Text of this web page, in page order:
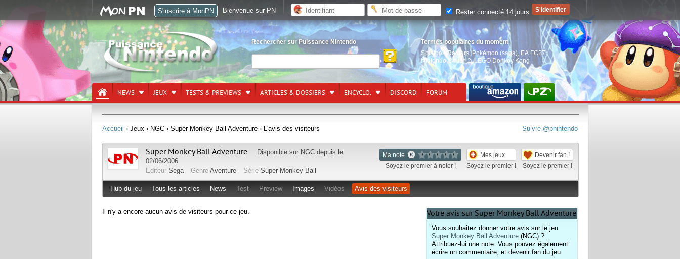
Rechercher sur Puissance Nintendo
Termes populaires du moment
Splatoon Raiders, Pokémon (saga) EA FC27,
Nintendo Switch 2,LEGO Donkey Kong
NEWS JEUX TESTS & PREVIEWS ARTICLES & DOSSIERS ENCYCLO. DISCORD FORUM
Suivre @pnintendo
Accueil › Jeux › NGC › Super Monkey Ball Adventure › L'avis des visiteurs
Ma note
Soyez le premier à noter !
Mes jeux
Soyez le premier !
Devenir fan !
Soyez le premier !
Super Monkey Ball Adventure Disponible sur NGC depuis le
02/06/2006
Editeur Sega Genre Aventure Série Super Monkey Ball
Hub du jeu Tous les articles News Test Preview Images Vidéos Avis des visiteurs
Il n'y a encore aucun avis de visiteurs pour ce jeu. Votre avis sur Super Monkey Ball Adventure
Vous souhaitez donner votre avis sur le jeu
Super Monkey Ball Adventure (NGC) ?
Attribuez-lui une note. Vous pouvez également
écrire un commentaire, et devenir fan du jeu.
S'inscrire à MonPN Bienvenue sur PN Rester connecté 14 jours